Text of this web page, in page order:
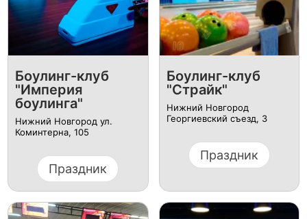
Боулинг-клуб
"Империя
боулинга"
Нижний Новгород ул.
Коминтерна, 105
Праздник
Боулинг-клуб
"Страйк"
Нижний Новгород
Георгиевский съезд, 3
Праздник